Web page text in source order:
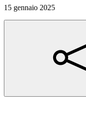
15 gennaio 2025